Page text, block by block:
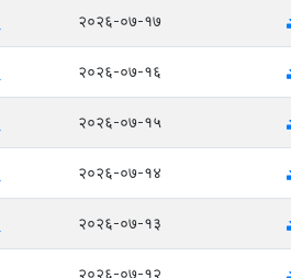
२०२६-०७-१७
२०२६-०७-१६
२०२६-०७-१५
२०२६-०७-१४
२०२६-०७-१३
२०२६-०७-१२